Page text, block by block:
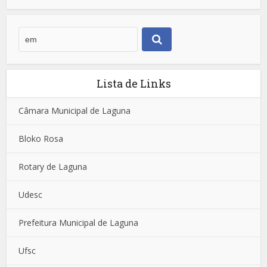
Lista de Links
Câmara Municipal de Laguna
Bloko Rosa
Rotary de Laguna
Udesc
Prefeitura Municipal de Laguna
Ufsc